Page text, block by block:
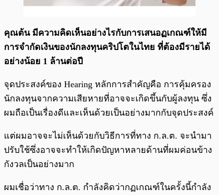
คุณต้น มีความคิดเห็นอย่างไรกับการเสนอฏเกณฑ์ให้มี
การจำกัดเงินของนักลงทุนคริปโตในไทย ที่ต้องมีรายได้
อย่างน้อย 1 ล้านต่อปี
จุดประสงค์ของ Hearing หลักการสำคัญคือ การคุ้มครอง
นักลงทุนจากความเสียหายที่อาจจะเกิดขึ้นกับผู้ลงทุน ซึ่ง
ผมถือเป็นเรื่องดีและเห็นด้วยเป็นอย่างมากกับจุดประสงค์
แต่ผมอาจจะไม่เห็นด้วยกับวิธีการที่ทาง ก.ล.ต. จะนำมา
ปรับใช้ซึ่งอาจจะทำให้เกิดปัญหาหลายด้านที่ผมค่อนข้าง
กังวลเป็นอย่างมาก
ผมเชื่อว่าทาง ก.ล.ต. กำลังคิดว่ากฏเกณฑ์ในครั้งนี้กำลัง